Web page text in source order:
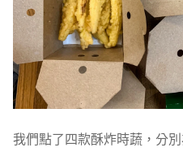
我們點了四款酥炸時蔬，分